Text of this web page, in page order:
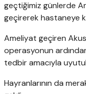
geçtiğimiz günlerde
geçirerek hastaneye
Ameliyat geçiren
operasyonun
tedbir amacıyla
Hayranlarının da